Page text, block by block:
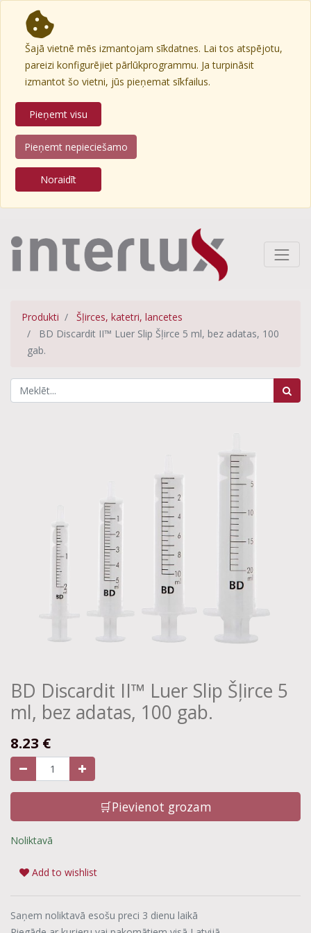
Šajā vietnē mēs izmantojam sīkdatnes. Lai tos atspējotu,
pareizi konfigurējiet pārlūkprogrammu. Ja turpināsit
izmantot šo vietni, jūs pieņemat sīkfailus.
Pieņemt visu
Pieņemt nepieciešamo
Noraidīt
Produkti
Šļirces, katetri, lancetes
BD Discardit II™ Luer Slip Šļirce 5 ml, bez adatas, 100
gab.
BD Discardit II™ Luer Slip Šļirce 5
ml, bez adatas, 100 gab.
8.23 €
🛒Pievienot grozam
Noliktavā
Add to wishlist
Saņem noliktavā esošu preci 3 dienu laikā